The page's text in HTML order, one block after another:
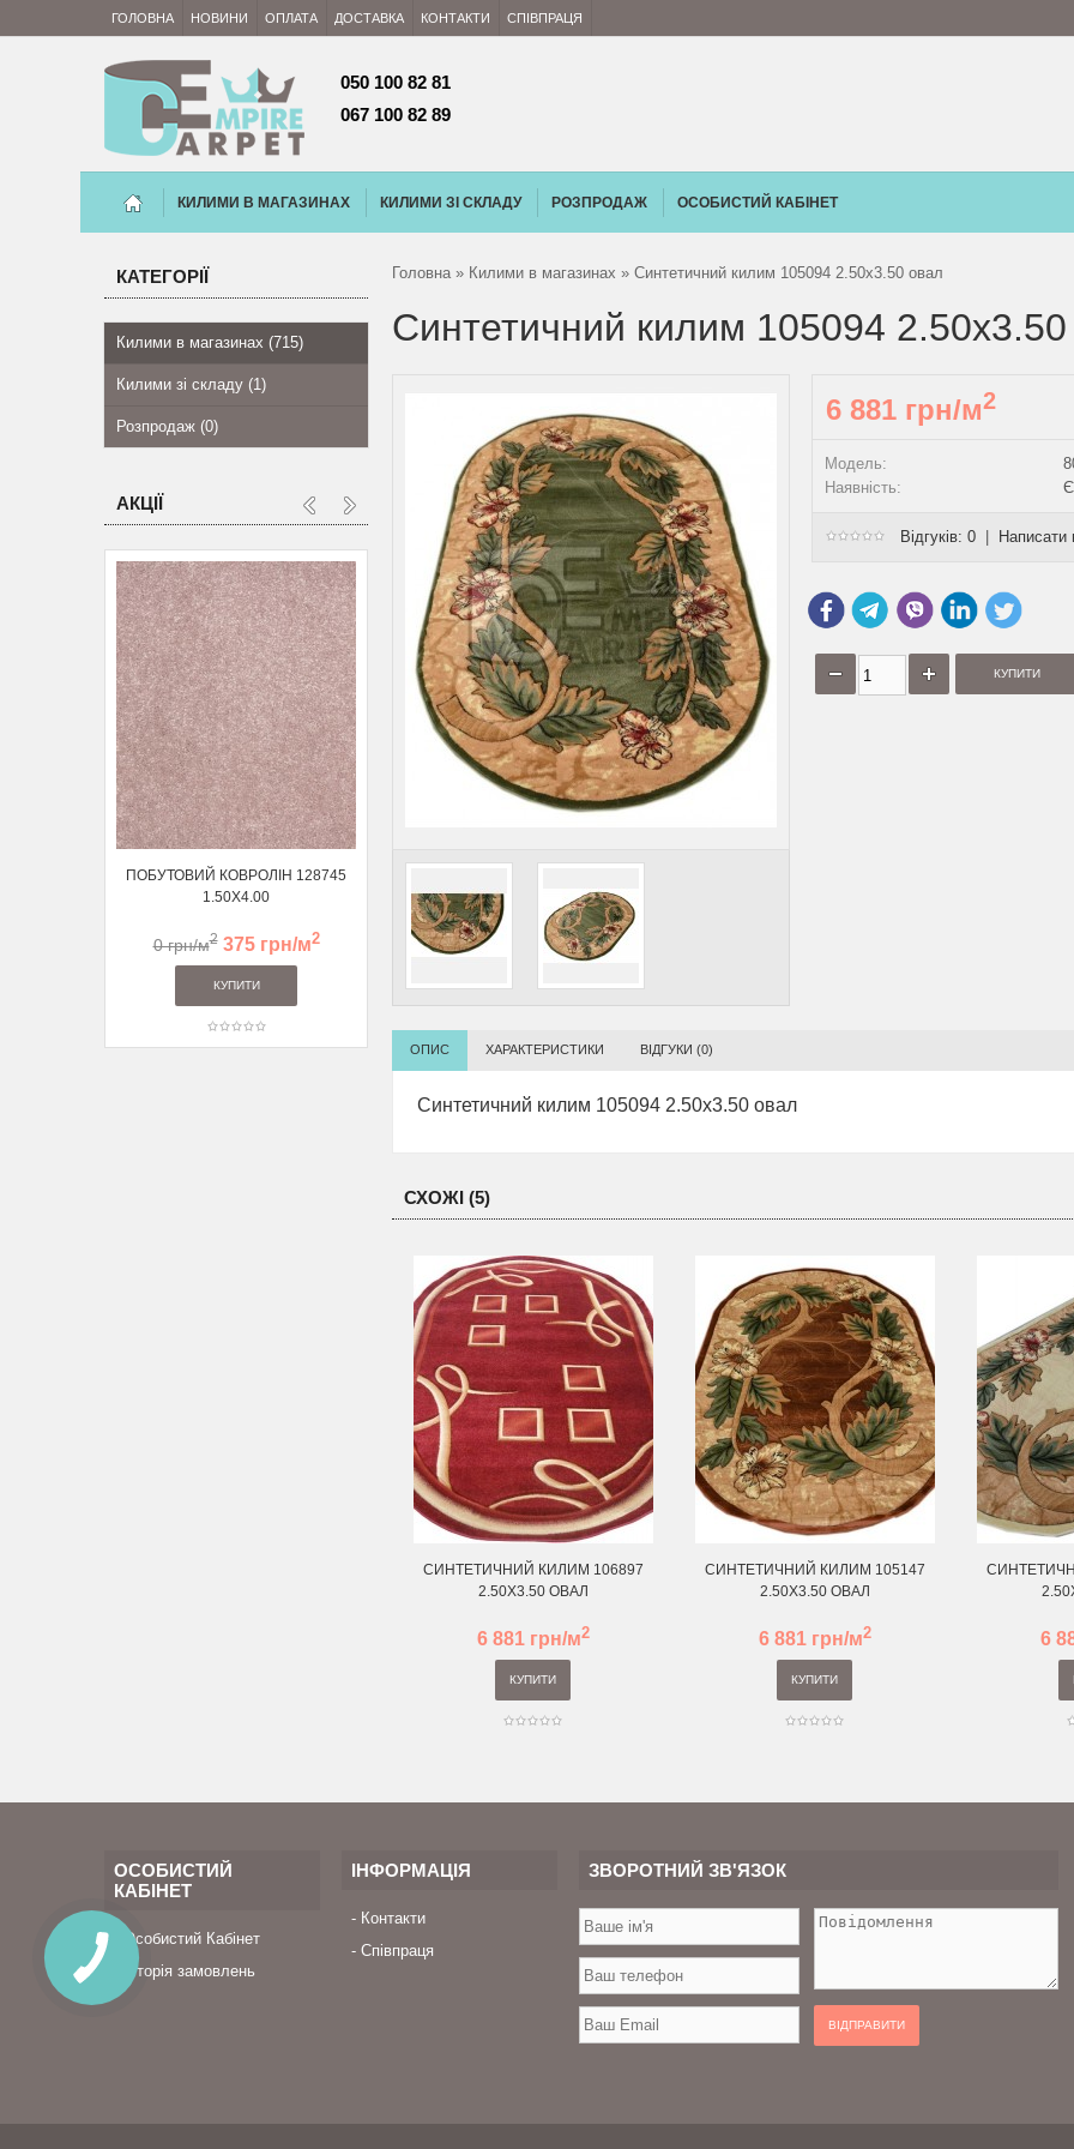
ГОЛОВНА НОВИНИ ОПЛАТА ДОСТАВКА КОНТАКТИ СПІВПРАЦЯ
050 100 82 81
067 100 82 89
КИЛИМИ В МАГАЗИНАХ КИЛИМИ ЗІ СКЛАДУ РОЗПРОДАЖ ОСОБИСТИЙ КАБІНЕТ
КАТЕГОРІЇ
Килими в магазинах (715)
Килими зі складу (1)
Розпродаж (0)
АКЦІЇ
ПОБУТОВИЙ КОВРОЛІН 128745
1.50Х4.00
0 грн/м2 375 грн/м2
ДОРІЖКА 122056 1.00Х0.75
705 грн/м2 459 грн/м2
Головна» Килими в магазинах » Синтетичний килим 105094 2.50х3.50 овал
Синтетичний килим 105094
6 881 грн/м2
Модель:
Наявність:
Є
Відгуків: 0 Написати
ОПИС ХАРАКТЕРИСТИКИ ВІДГУКИ (0)
Синтетичний килим 105094 2.50х3.50 овал
СХОЖІ (5)
СИНТЕТИЧНИЙ КИЛИМ 106897
2.50Х3.50 ОВАЛ
6 881 грн/м2
КУПИТИ
СИНТЕТИЧНИЙ КИЛИМ 105147
2.50Х3.50 ОВАЛ
6 881 грн/м2
КУПИТИ
6
ОСОБИСТИЙ
КАБІНЕТ
Особистий Кабінет
Історія замовлень
ІНФОРМАЦІЯ
Контакти
Співпраця
ЗВОРОТНИЙ ЗВ'ЯЗОК
ВІДПРАВИТИ